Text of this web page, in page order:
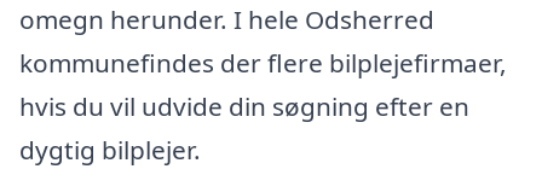
omegn herunder. I hele Odsherred
kommunefindes der flere bilplejefirmaer,
hvis du vil udvide din søgning efter en
dygtig bilplejer.